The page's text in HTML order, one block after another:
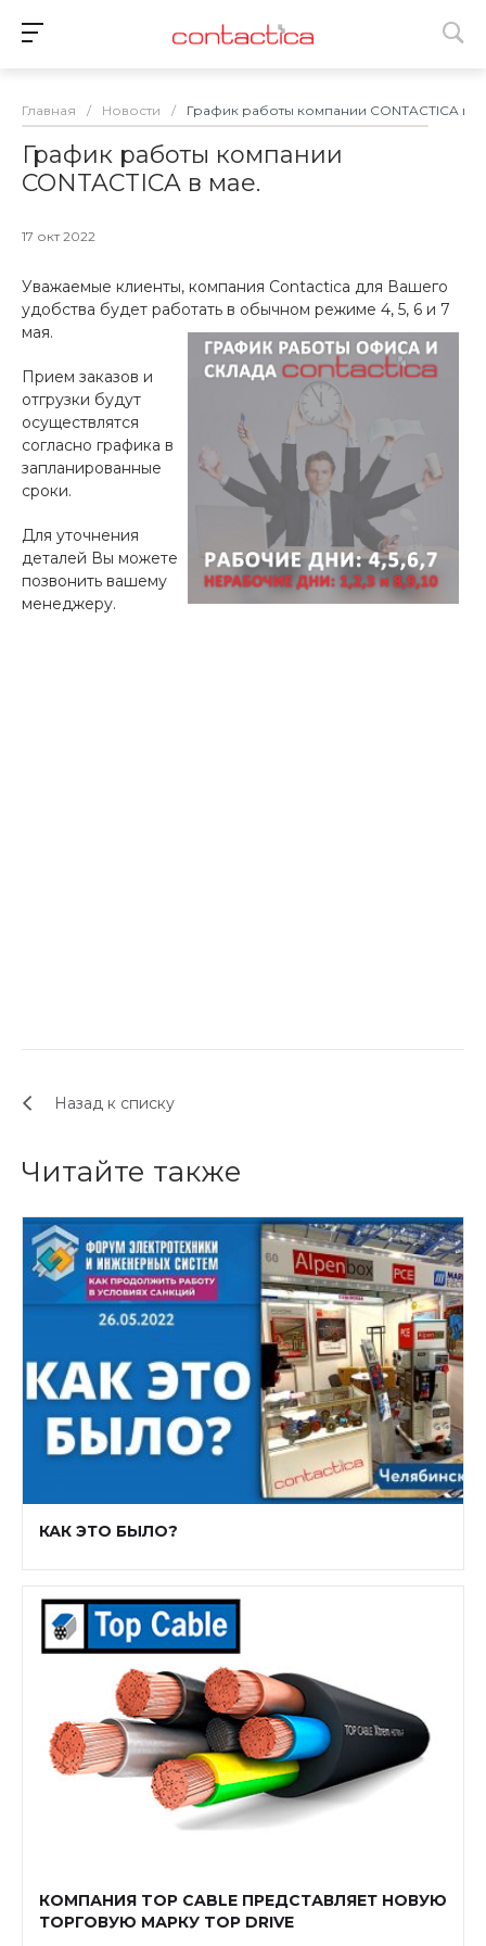
Главная / Новости / График работы компании CONTACTICA в
График работы компании
CONTACTICA в мае.
17 окт 2022
Уважаемые клиенты, компания Contactica для Вашего
удобства будет работать в обычном режиме 4, 5, 6 и 7
мая.
Прием заказов и
отгрузки будут
осуществлятся
согласно графика в
запланированные
сроки.
Для уточнения
деталей Вы можете
позвонить вашему
менеджеру.
Назад к списку
Читайте также
КАК ЭТО БЫЛО?
КОМПАНИЯ TOP CABLE ПРЕДСТАВЛЯЕТ НОВУЮ
ТОРГОВУЮ МАРКУ TOP DRIVE